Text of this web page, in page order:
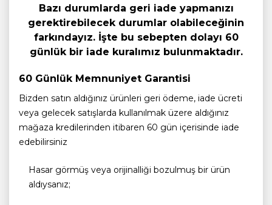
Bazı durumlarda geri iade yapmanızı
gerektirebilecek durumlar olabileceğinin
farkındayız. İşte bu sebepten dolayı 60
günlük bir iade kuralımız bulunmaktadır.
60 Günlük Memnuniyet Garantisi
Bizden satın aldığınız ürünleri geri ödeme, iade ücreti
veya gelecek satışlarda kullanılmak üzere aldığınız
mağaza kredilerinden itibaren 60 gün içerisinde iade
edebilirsiniz
Hasar görmüş veya orijinalliği bozulmuş bir ürün
aldıysanız;